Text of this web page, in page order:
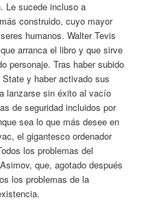
Le sucede incluso a
construido, cuyo mayor
humanos. Walter Tevis
arranca el libro y que sirve
personaje. Tras haber subido
y haber activado sus
lanzarse sin éxito al vacío
de seguridad incluidos por
sea lo que más desee en
el gigantesco ordenador
los problemas del
que, agotado después
los problemas de la